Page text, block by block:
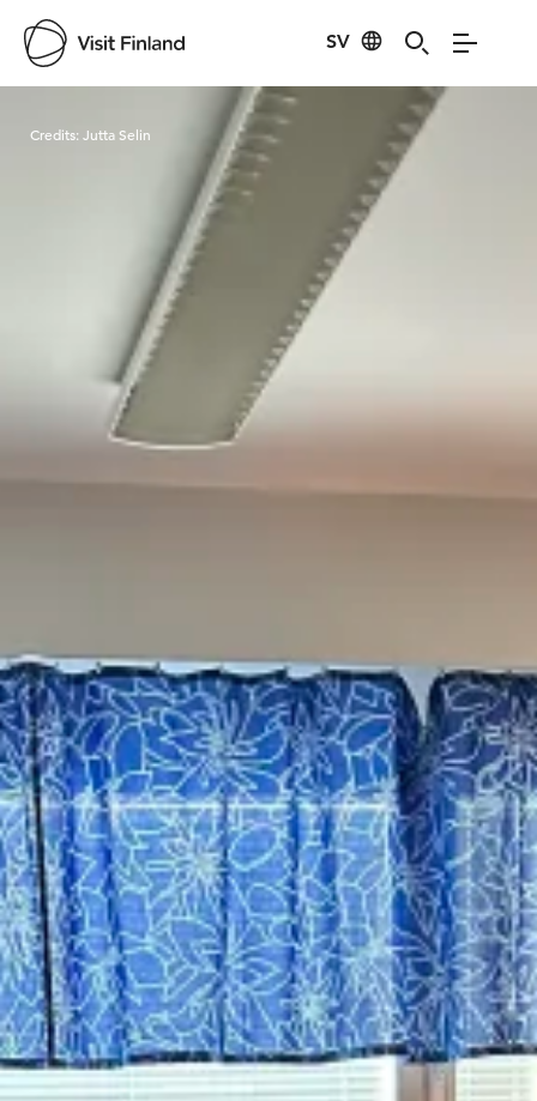
SV
Visit Finland
Credits: Jutta Selin